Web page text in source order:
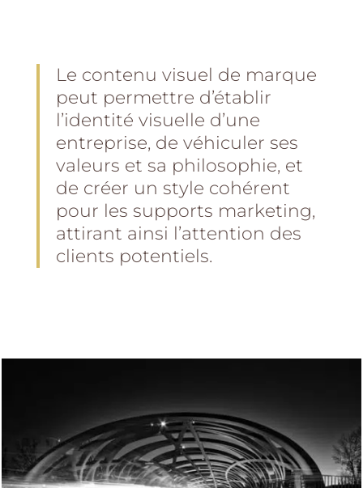
Le contenu visuel de marque
peut permettre d’établir
l’identité visuelle d’une
entreprise, de véhiculer ses
valeurs et sa philosophie, et
de créer un style cohérent
pour les supports marketing,
attirant ainsi l’attention des
clients potentiels.